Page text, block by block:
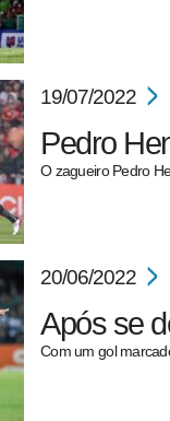
19/07/2022
Pedro
O zagueiro Pedro
20/06/2022
Após se
Com um gol